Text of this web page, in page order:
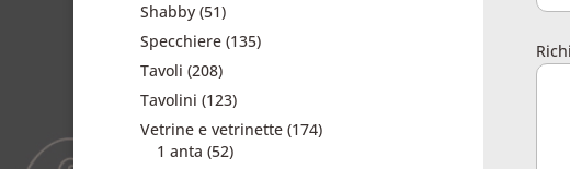
Shabby (51)
Specchiere (135)
Tavoli (208)
Tavolini (123)
Vetrine e vetrinette (174)
1 anta (52)